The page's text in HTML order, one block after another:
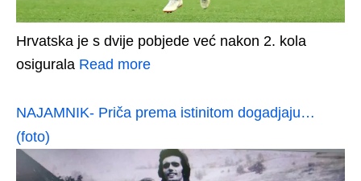
Hrvatska je s dvije pobjede već nakon 2. kola
osigurala Read more
NAJAMNIK- Priča prema istinitom dogadjaju…
(foto)